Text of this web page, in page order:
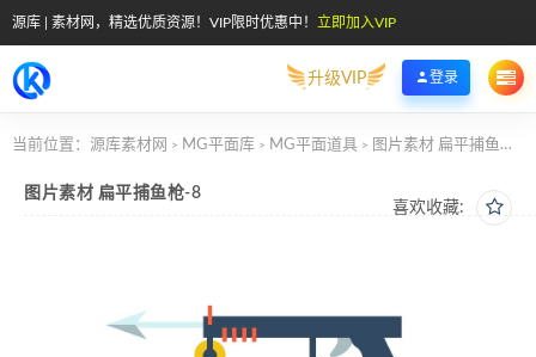
源库 | 素材网，精选优质资源！VIP限时优惠中！ 立即加入VIP
升级VIP 登录
当前位置： 源库素材网 > MG平面库 > MG平面道具 > 图片素材 扁平捕鱼枪-8
喜欢收藏:
图片素材 扁平捕鱼枪-8